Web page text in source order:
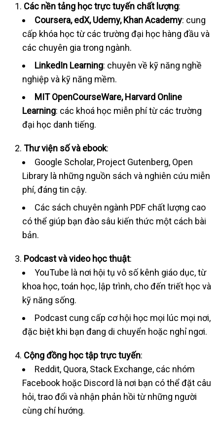
Các nền tảng học trực tuyến chất lượng:
Coursera, edX, Udemy, Khan Academy: cung
cấp khóa học từ các trường đại học hàng đầu và
các chuyên gia trong ngành.
LinkedIn Learning: chuyên về kỹ năng nghề
nghiệp và kỹ năng mềm.
MIT OpenCourseWare, Harvard Online
Learning: các khoá học miễn phí từ các trường
đại học danh tiếng.
Thư viện số và ebook:
Google Scholar, Project Gutenberg, Open
Library là những nguồn sách và nghiên cứu miễn
phí, đáng tin cậy.
Các sách chuyên ngành PDF chất lượng cao
có thể giúp bạn đào sâu kiến thức một cách bài
bản.
Podcast và video học thuật:
YouTube là nơi hội tụ vô số kênh giáo dục, từ
khoa học, toán học, lập trình, cho đến triết học và
kỹ năng sống.
Podcast cung cấp cơ hội học mọi lúc mọi nơi,
đặc biệt khi bạn đang di chuyển hoặc nghỉ ngơi.
Cộng đồng học tập trực tuyến:
Reddit, Quora, Stack Exchange, các nhóm
Facebook hoặc Discord là nơi bạn có thể đặt câu
hỏi, trao đổi và nhận phản hồi từ những người
cùng chí hướng.